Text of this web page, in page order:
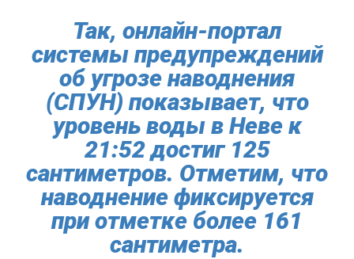
Так, онлайн-портал
системы предупреждений
об угрозе наводнения
(СПУН) показывает, что
уровень воды в Неве к
21:52 достиг 125
сантиметров. Отметим, что
наводнение фиксируется
при отметке более 161
сантиметра.